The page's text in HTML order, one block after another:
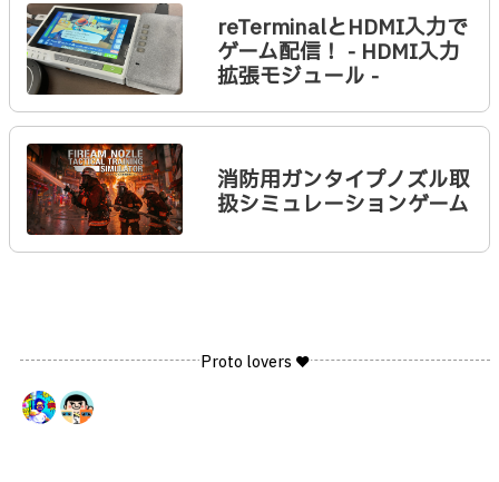
reTerminalとHDMI入力で
ゲーム配信！ - HDMI入力
拡張モジュール -
消防用ガンタイプノズル取
扱シミュレーションゲーム
Proto lovers ♥